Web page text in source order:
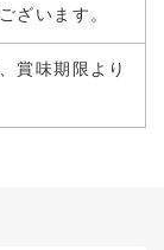
ざいます。
賞味期限より